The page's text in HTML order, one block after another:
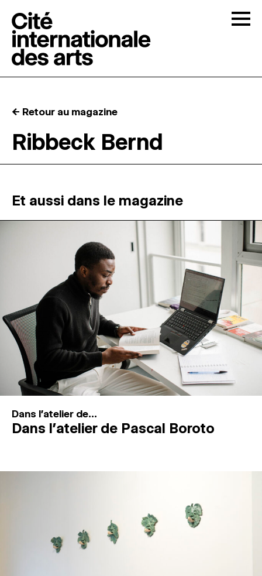
RÉSIDENCES ↓
ATELIERS OUVERTS
ESPACES DE PRATIQUE ARTISTIQUE ↓
Recherche
Connexion
↓
← Retour au magazine
Ribbeck Bernd
Et aussi dans le magazine
Dans l'atelier de...
Dans l’atelier de Pascal Boroto